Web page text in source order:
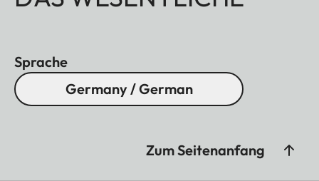
Sprache
Germany / German
Zum Seitenanfang